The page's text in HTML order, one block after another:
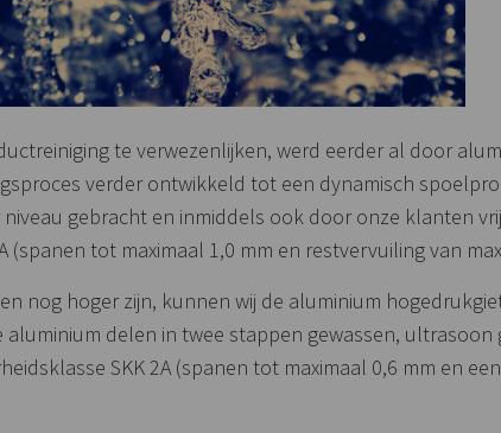
te verwezenlijken, werd eerder al door
verder ontwikkeld tot een dynamisch
gebracht en inmiddels ook door onze klanten
(spanen tot maximaal 1,0 mm en restvervuiling van
nog hoger zijn, kunnen wij de aluminium
aluminium delen in twee stappen gewassen,
SKK 2A (spanen tot maximaal 0,6 mm en